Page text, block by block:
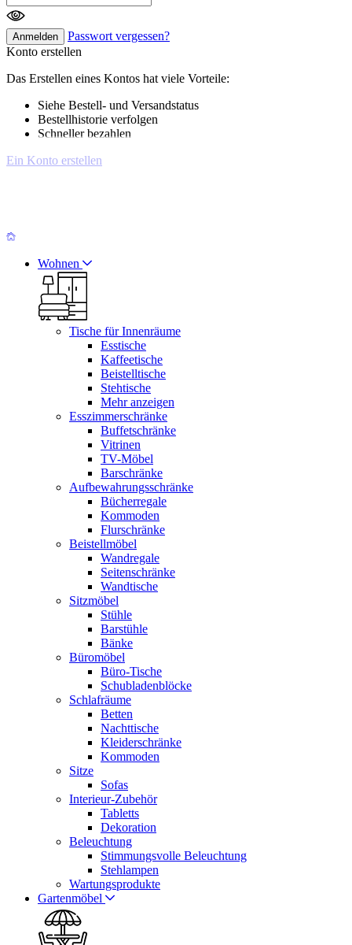
Anmelden
Passwort vergessen?
Konto erstellen
Das Erstellen eines Kontos hat viele Vorteile:
Siehe Bestell- und Versandstatus
Bestellhistorie verfolgen
Schneller bezahlen
Ein Konto erstellen
Wohnen
Tische für Innenräume
Esstische
Kaffeetische
Beistelltische
Stehtische
Mehr anzeigen
Esszimmerschränke
Buffetschränke
Vitrinen
TV-Möbel
Barschränke
Aufbewahrungsschränke
Bücherregale
Kommoden
Flurschränke
Beistellmöbel
Wandregale
Seitenschränke
Wandtische
Sitzmöbel
Stühle
Barstühle
Bänke
Büromöbel
Büro-Tische
Schubladenblöcke
Schlafräume
Betten
Nachttische
Kleiderschränke
Kommoden
Sitze
Sofas
Interieur-Zubehör
Tabletts
Dekoration
Beleuchtung
Stimmungsvolle Beleuchtung
Stehlampen
Wartungsprodukte
Gartenmöbel